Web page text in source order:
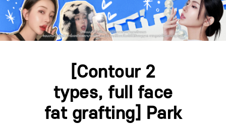
[Contour 2
types, full face
fat grafting] Park